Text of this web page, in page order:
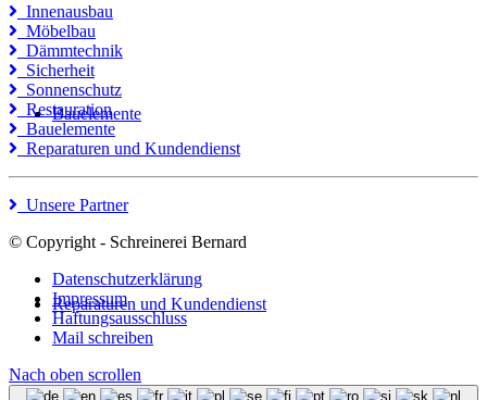
Bauelemente
Reparaturen und Kundendienst
Innenausbau
Möbelbau
Dämmtechnik
Sicherheit
Sonnenschutz
Restauration
Bauelemente
Reparaturen und Kundendienst
Unsere Partner
© Copyright - Schreinerei Bernard
Datenschutzerklärung
Impressum
Haftungsausschluss
Mail schreiben
Nach oben scrollen